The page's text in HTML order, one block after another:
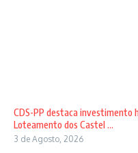
CDS-PP destaca investimento
Loteamento dos Castel ...
3 de Agosto, 2026